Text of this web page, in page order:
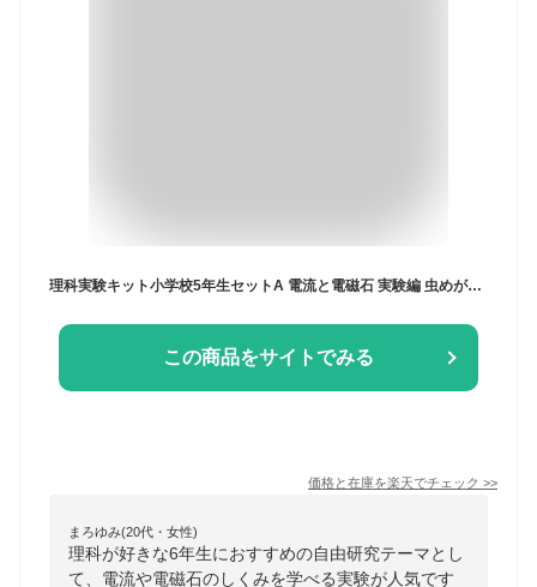
理科実験キット小学校5年生セットA 電流と電磁石 実験編 虫めがねのおまけ付き 夏休み 冬休み 自由研究 小学生 電気の実験 電流計 方位磁針 学校教材 家庭学習
この商品をサイトでみる
価格と在庫を楽天でチェック >>
まろゆみ(20代・女性)
理科が好きな6年生におすすめの自由研究テーマとし
て、電流や電磁石のしくみを学べる実験が人気です